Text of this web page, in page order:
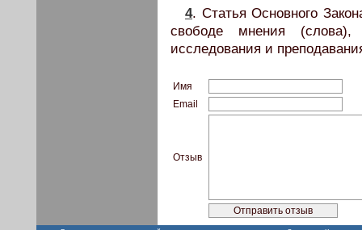
4. Статья Основного
свободе мнения (слова),
исследования и
Имя
Email
Отзыв